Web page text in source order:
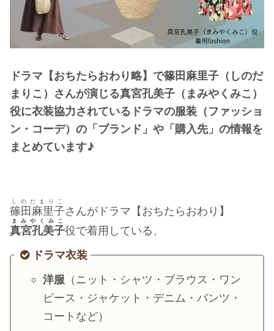
・トリンドル玲奈
・深田恭子
・北川景子
・ 橋本環奈
【よく検索されてる男性芸能人】
・目黒蓮
・赤楚衛二
・木村拓哉（キムタク）
・佐藤健
岡田将生
ドラマ【おちたらおわり略】で篠田麻里子（しのだ
まりこ）さんが演じる真宮孔美子（まみやくみこ）
役に衣装協力されているドラマの服装（ファッショ
ン・コーデ）の「ブランド」や「購入先」の情報を
まとめています♪
篠田麻里子
しのだまりこ
さんがドラマ【おちたらおわり】
真宮孔美子
まみやくみこ
役で着用している、
ドラマ衣装
洋服 （ニット・シャツ・ブラウス・ワン
ピース・ジャケット・デニム・パンツ・
コートなど）